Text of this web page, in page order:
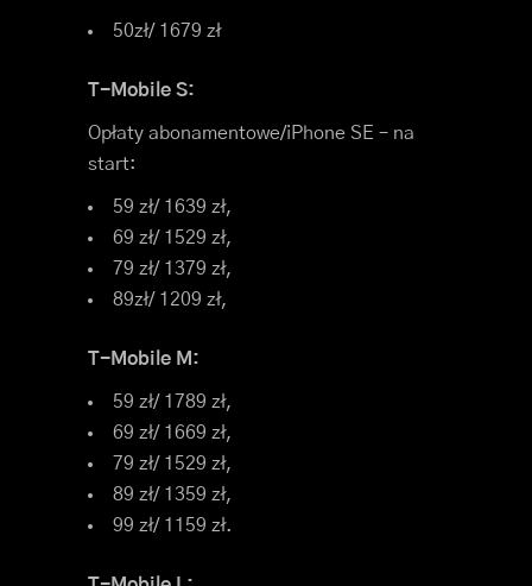
50zł/ 1679 zł
T-Mobile S:
Opłaty abonamentowe/iPhone SE – na
start:
59 zł/ 1639 zł,
69 zł/ 1529 zł,
79 zł/ 1379 zł,
89zł/ 1209 zł,
T-Mobile M:
59 zł/ 1789 zł,
69 zł/ 1669 zł,
79 zł/ 1529 zł,
89 zł/ 1359 zł,
99 zł/ 1159 zł.